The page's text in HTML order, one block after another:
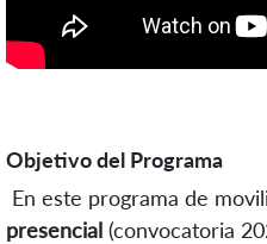
Objetivo del Programa
En este programa de
presencial (convocatoria